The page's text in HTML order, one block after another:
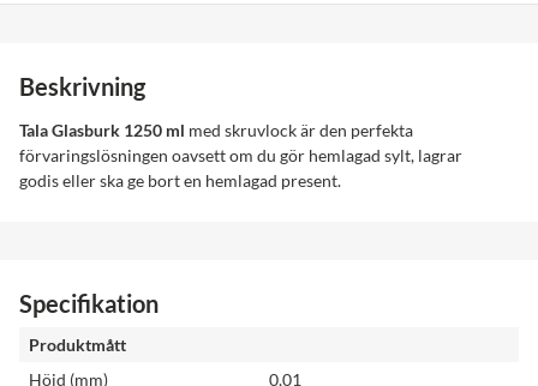
Beskrivning
Tala Glasburk 1250 ml med skruvlock är den perfekta
förvaringslösningen oavsett om du gör hemlagad sylt, lagrar
godis eller ska ge bort en hemlagad present.
Specifikation
Produktmått
Höjd (mm)
0,01